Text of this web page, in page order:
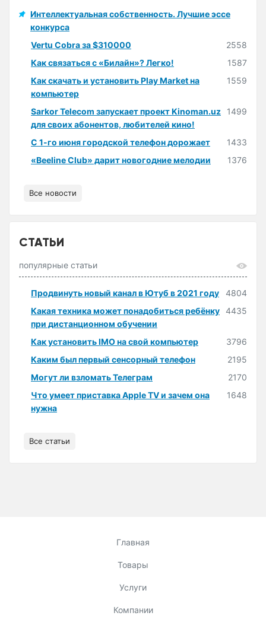
Интеллектуальная собственность. Лучшие эссе
конкурса
Vertu Cobra за $310000
2558
Как связаться с «Билайн»? Легко!
1587
Как скачать и установить Play Market на
компьютер
1559
Sarkor Telecom запускает проект Kinoman.uz
для своих абонентов, любителей кино!
1499
С 1-го июня городской телефон дорожает
1433
«Beeline Club» дарит новогодние мелодии
1376
Все новости
СТАТЬИ
популярные статьи
Продвинуть новый канал в Ютуб в 2021 году
4804
Какая техника может понадобиться ребёнку
при дистанционном обучении
4435
Как установить IMO на свой компьютер
3796
Каким был первый сенсорный телефон
2195
Могут ли взломать Телеграм
2170
Что умеет приставка Apple TV и зачем она
нужна
1648
Все статьи
Главная
Товары
Услуги
Компании